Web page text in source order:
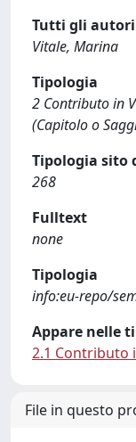
Tutti gli autori
Vitale, Marina
Tipologia
2 Contributo in
(Capitolo o
Tipologia sito
268
Fulltext
none
Tipologia
info:eu-repo/
Appare nelle
2.1 Contributo
File in questo